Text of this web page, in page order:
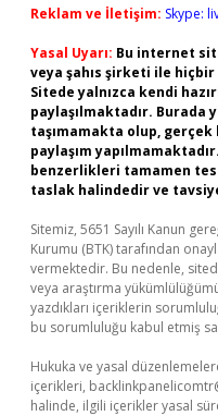
Reklam ve İletişim: Skype:
Yasal Uyarı: Bu internet
veya şahıs şirketi ile
Sitede yalnızca kendi
paylaşılmaktadır.
taşımamakta olup,
paylaşım
benzerlikleri tamamen
taslak halindedir ve
Sitemiz, 5651 Sayılı Kanun
Kurumu (BTK) tarafından
vermektedir. Bu nedenle,
veya araştırma
yazdıkları içeriklerin
bu sorumluluğu kabul etmiş
Hukuka ve yasal
içerikleri,
halinde, ilgili içerikler yasal